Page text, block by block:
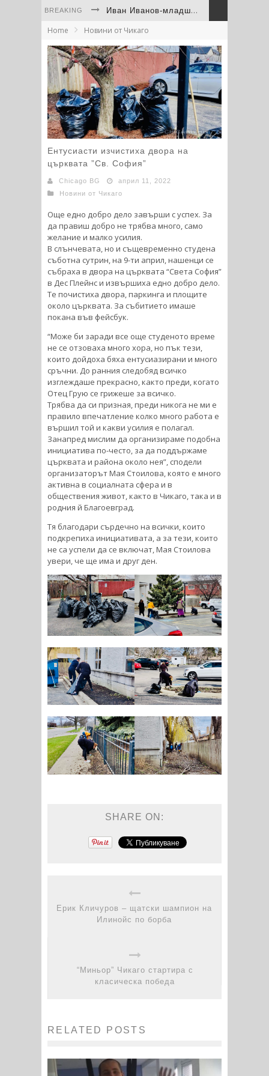
BREAKING
Иван Иванов-младши остана на крачка от световния медал при дебюта си
“Левски“ Чикаго с трета купа от Турнира на шампионите на Средния Запад
България отново остави своя отпечатък на фестивала на културите в Скоки
Иван Иванов - младши помете конкуренцията на Westerns Regionals в Юта
Непобедимата Дакота Дичева се завърна триумфално в PFL
Home Новини от Чикаго
Ентусиасти изчистиха двора на
църквата ”Св. София”
Chicago BG
април 11, 2022
Новини от Чикаго
Още едно добро дело завърши с успех. За
да правиш добро не трябва много, само
желание и малко усилия.
В слънчевата, но и същевременно студена
съботна сутрин, на 9-ти април, нашенци се
събраха в двора на църквата “Света София”
в Дес Плейнс и извършиха едно добро дело.
Те почистиха двора, паркинга и площите
около църквата. За събитието имаше
покана във фейсбук.
“Може би заради все още студеното време
не се отзоваха много хора, но пък тези,
които дойдоха бяха ентусиазирани и много
сръчни. До ранния следобяд всичко
изглеждаше прекрасно, както преди, когато
Отец Грую се грижеше за всичко.
Трябва да си призная, преди никога не ми е
правило впечатление колко много работа е
вършил той и какви усилия е полагал.
Занапред мислим да организираме подобна
инициатива по-често, за да поддържаме
църквата и района около нея”, сподели
организаторът Мая Стоилова, която е много
активна в социалната сфера и в
обществения живот, както в Чикаго, така и в
родния й Благоевград.
Тя благодари сърдечно на всички, които
подкрепиха инициативата, а за тези, които
не са успeли да се включат, Мая Стоилова
увери, че ще има и друг ден.
SHARE ON:
Ерик Кличуров – щатски шампион на
Илинойс по борба
“Миньор” Чикаго стартира с
класическа победа
RELATED POSTS